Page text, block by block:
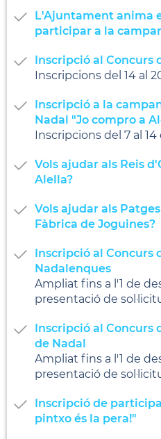
L'Ajuntament anima
participar a la
Inscripció al Concurs
Inscripcions del 14 al
Inscripció a la
Nadal "Jo compro a
Inscripcions del 7 al
Vols ajudar als Reis
Alella?
Vols ajudar als
Fàbrica de Joguines?
Inscripció al Concurs
Nadalenques
Ampliat fins a l'1 de
presentació de
Inscripció al Concurs
de Nadal
Ampliat fins a l'1 de
presentació de
Inscripció de
pintxo és la pera!"